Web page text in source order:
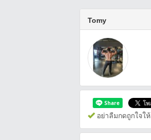
Tomy
อย่าลืมกดถูกใจใ